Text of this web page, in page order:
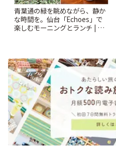
青葉通の緑を眺めながら、静か
な時間を。仙台「Echoes」で
楽しむモーニングとランチ | こ